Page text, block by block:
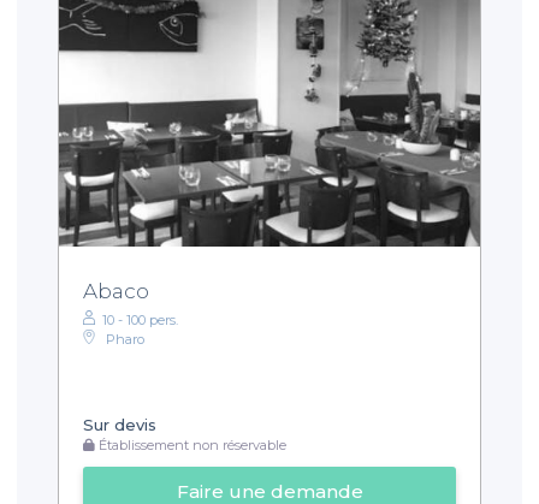
Abaco
10 - 100 pers.
Pharo
Sur devis
Établissement non réservable
Faire une demande